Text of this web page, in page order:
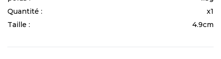
Quantité :
x1
Taille :
4.9cm